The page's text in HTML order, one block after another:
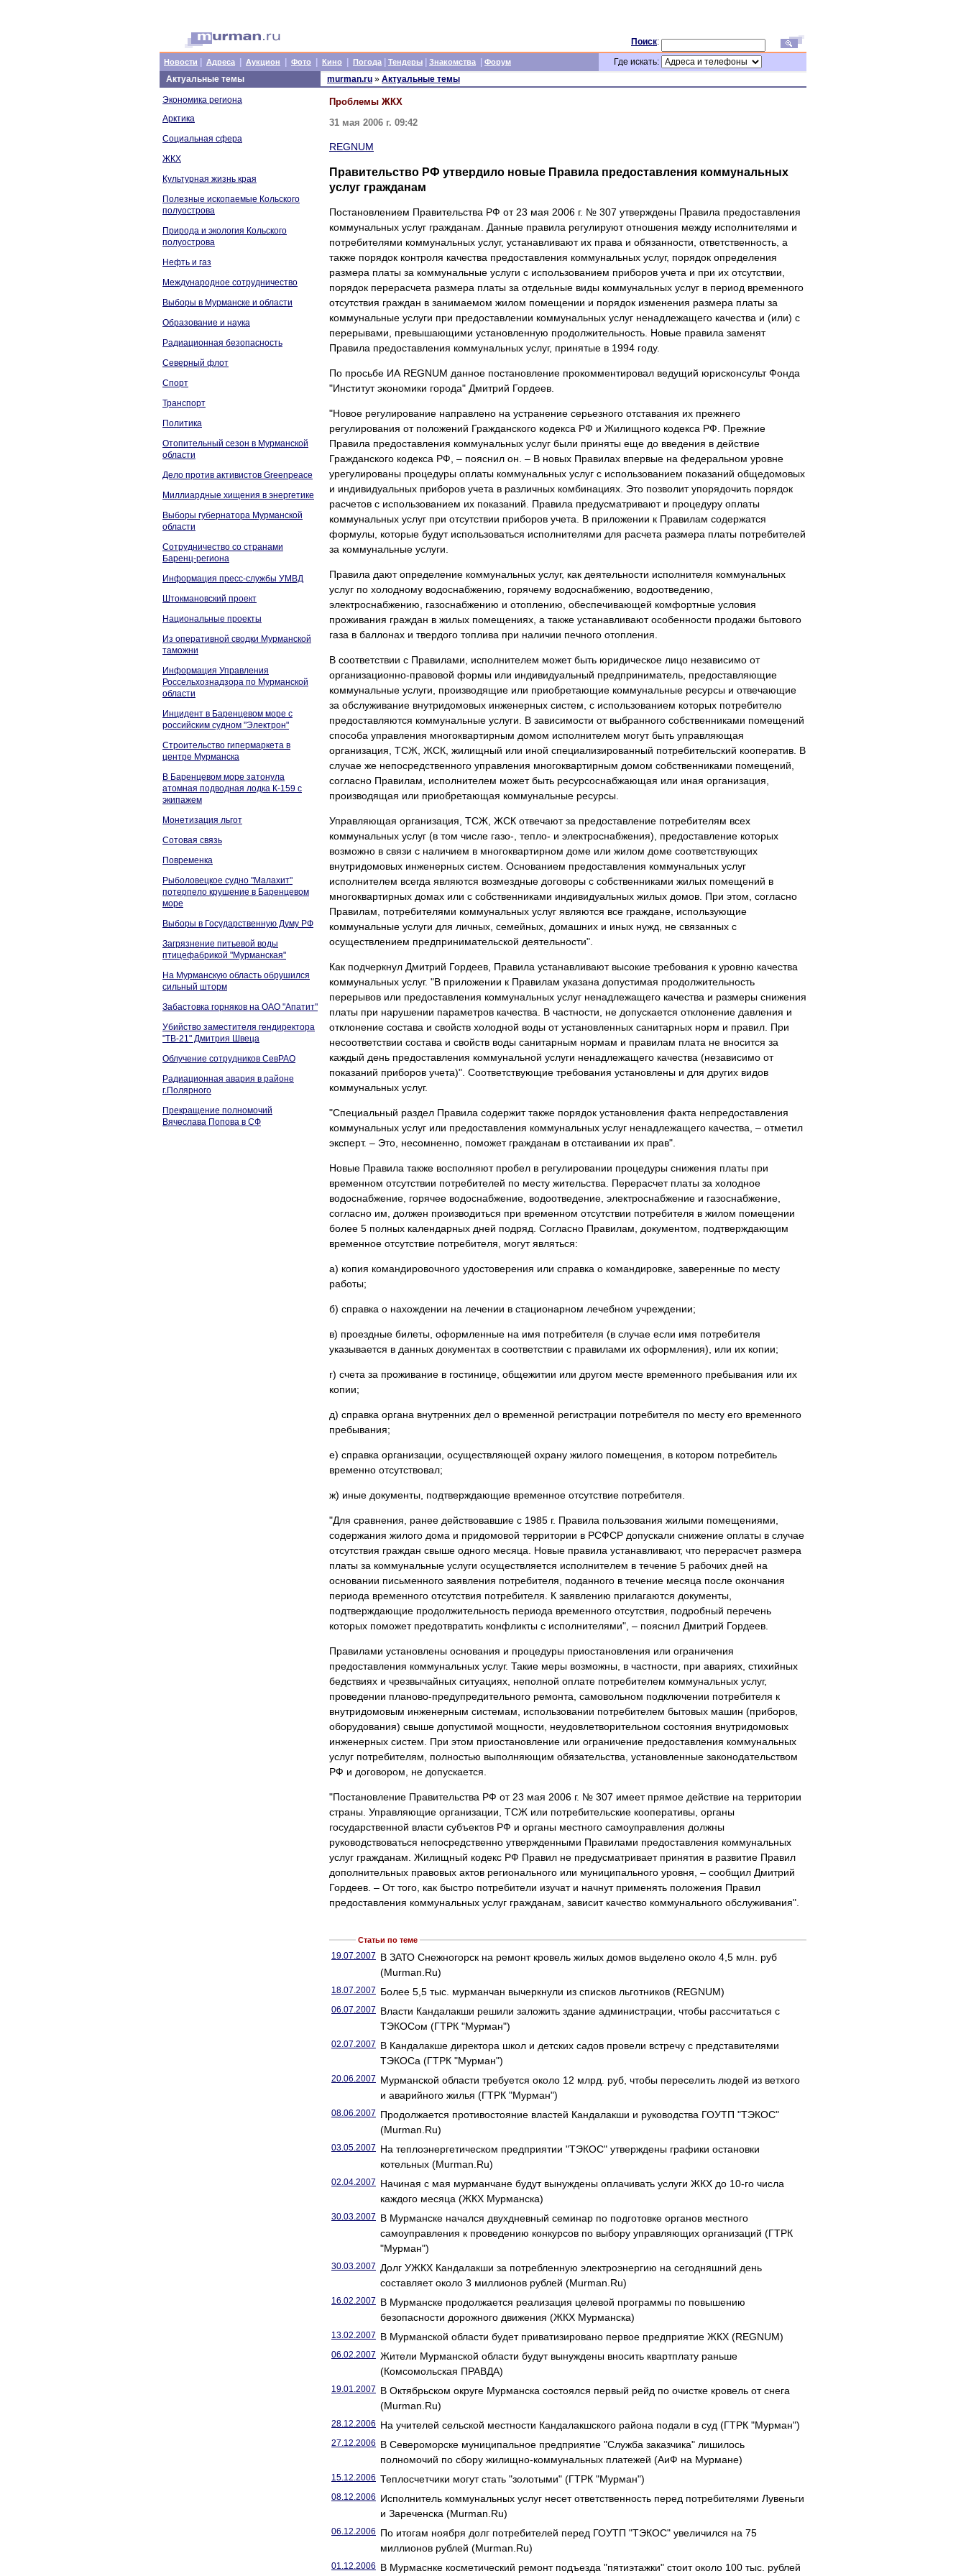
Поиск:
Новости Адреса Аукцион Фото Кино Погода Тендеры Знакомства Форум
Где искать:
Актуальные темы
Экономика региона
Арктика
Социальная сфера
ЖКХ
Культурная жизнь края
Полезные ископаемые Кольского
полуострова
Природа и экология Кольского
полуострова
Нефть и газ
Международное сотрудничество
Выборы в Мурманске и области
Образование и наука
Радиационная безопасность
Северный флот
Спорт
Транспорт
Политика
Отопительный сезон в Мурманской
области
Дело против активистов Greenpeace
Миллиардные хищения в энергетике
Выборы губернатора Мурманской
области
Сотрудничество со странами
Баренц-региона
Информация пресс-службы УМВД
Штокмановский проект
Национальные проекты
Из оперативной сводки Мурманской
таможни
Информация Управления
Россельхознадзора по Мурманской
области
Инцидент в Баренцевом море с
российским судном "Электрон"
Строительство гипермаркета в
центре Мурманска
В Баренцевом море затонула
атомная подводная лодка К-159 с
экипажем
Монетизация льгот
Сотовая связь
Повременка
Рыболовецкое судно "Малахит"
потерпело крушение в Баренцевом
море
Выборы в Государственную Думу РФ
Загрязнение питьевой воды
птицефабрикой "Мурманская"
На Мурманскую область обрушился
сильный шторм
Забастовка горняков на ОАО "Апатит"
Убийство заместителя гендиректора
"ТВ-21" Дмитрия Швеца
Облучение сотрудников СевРАО
Радиационная авария в районе
г.Полярного
Прекращение полномочий
Вячеслава Попова в СФ
murman.ru » Актуальные темы
Проблемы ЖКХ
31 мая 2006 г. 09:42
REGNUM
Правительство РФ утвердило новые Правила предоставления коммунальных
услуг гражданам
Постановлением Правительства РФ от 23 мая 2006 г. № 307 утверждены Правила предоставления
коммунальных услуг гражданам. Данные правила регулируют отношения между исполнителями и
потребителями коммунальных услуг, устанавливают их права и обязанности, ответственность, а
также порядок контроля качества предоставления коммунальных услуг, порядок определения
размера платы за коммунальные услуги с использованием приборов учета и при их отсутствии,
порядок перерасчета размера платы за отдельные виды коммунальных услуг в период временного
отсутствия граждан в занимаемом жилом помещении и порядок изменения размера платы за
коммунальные услуги при предоставлении коммунальных услуг ненадлежащего качества и (или) с
перерывами, превышающими установленную продолжительность. Новые правила заменят
Правила предоставления коммунальных услуг, принятые в 1994 году.
По просьбе ИА REGNUM данное постановление прокомментировал ведущий юрисконсульт Фонда
"Институт экономики города" Дмитрий Гордеев.
"Новое регулирование направлено на устранение серьезного отставания их прежнего
регулирования от положений Гражданского кодекса РФ и Жилищного кодекса РФ. Прежние
Правила предоставления коммунальных услуг были приняты еще до введения в действие
Гражданского кодекса РФ, – пояснил он. – В новых Правилах впервые на федеральном уровне
урегулированы процедуры оплаты коммунальных услуг с использованием показаний общедомовых
и индивидуальных приборов учета в различных комбинациях. Это позволит упорядочить порядок
расчетов с использованием их показаний. Правила предусматривают и процедуру оплаты
коммунальных услуг при отсутствии приборов учета. В приложении к Правилам содержатся
формулы, которые будут использоваться исполнителями для расчета размера платы потребителей
за коммунальные услуги.
Правила дают определение коммунальных услуг, как деятельности исполнителя коммунальных
услуг по холодному водоснабжению, горячему водоснабжению, водоотведению,
электроснабжению, газоснабжению и отоплению, обеспечивающей комфортные условия
проживания граждан в жилых помещениях, а также устанавливают особенности продажи бытового
газа в баллонах и твердого топлива при наличии печного отопления.
В соответствии с Правилами, исполнителем может быть юридическое лицо независимо от
организационно-правовой формы или индивидуальный предприниматель, предоставляющие
коммунальные услуги, производящие или приобретающие коммунальные ресурсы и отвечающие
за обслуживание внутридомовых инженерных систем, с использованием которых потребителю
предоставляются коммунальные услуги. В зависимости от выбранного собственниками помещений
способа управления многоквартирным домом исполнителем могут быть управляющая
организация, ТСЖ, ЖСК, жилищный или иной специализированный потребительский кооператив. В
случае же непосредственного управления многоквартирным домом собственниками помещений,
согласно Правилам, исполнителем может быть ресурсоснабжающая или иная организация,
производящая или приобретающая коммунальные ресурсы.
Управляющая организация, ТСЖ, ЖСК отвечают за предоставление потребителям всех
коммунальных услуг (в том числе газо-, тепло- и электроснабжения), предоставление которых
возможно в связи с наличием в многоквартирном доме или жилом доме соответствующих
внутридомовых инженерных систем. Основанием предоставления коммунальных услуг
исполнителем всегда являются возмездные договоры с собственниками жилых помещений в
многоквартирных домах или с собственниками индивидуальных жилых домов. При этом, согласно
Правилам, потребителями коммунальных услуг являются все граждане, использующие
коммунальные услуги для личных, семейных, домашних и иных нужд, не связанных с
осуществлением предпринимательской деятельности".
Как подчеркнул Дмитрий Гордеев, Правила устанавливают высокие требования к уровню качества
коммунальных услуг. "В приложении к Правилам указана допустимая продолжительность
перерывов или предоставления коммунальных услуг ненадлежащего качества и размеры снижения
платы при нарушении параметров качества. В частности, не допускается отклонение давления и
отклонение состава и свойств холодной воды от установленных санитарных норм и правил. При
несоответствии состава и свойств воды санитарным нормам и правилам плата не вносится за
каждый день предоставления коммунальной услуги ненадлежащего качества (независимо от
показаний приборов учета)". Соответствующие требования установлены и для других видов
коммунальных услуг.
"Специальный раздел Правила содержит также порядок установления факта непредоставления
коммунальных услуг или предоставления коммунальных услуг ненадлежащего качества, – отметил
эксперт. – Это, несомненно, поможет гражданам в отстаивании их прав".
Новые Правила также восполняют пробел в регулировании процедуры снижения платы при
временном отсутствии потребителей по месту жительства. Перерасчет платы за холодное
водоснабжение, горячее водоснабжение, водоотведение, электроснабжение и газоснабжение,
согласно им, должен производиться при временном отсутствии потребителя в жилом помещении
более 5 полных календарных дней подряд. Согласно Правилам, документом, подтверждающим
временное отсутствие потребителя, могут являться:
а) копия командировочного удостоверения или справка о командировке, заверенные по месту
работы;
б) справка о нахождении на лечении в стационарном лечебном учреждении;
в) проездные билеты, оформленные на имя потребителя (в случае если имя потребителя
указывается в данных документах в соответствии с правилами их оформления), или их копии;
г) счета за проживание в гостинице, общежитии или другом месте временного пребывания или их
копии;
д) справка органа внутренних дел о временной регистрации потребителя по месту его временного
пребывания;
е) справка организации, осуществляющей охрану жилого помещения, в котором потребитель
временно отсутствовал;
ж) иные документы, подтверждающие временное отсутствие потребителя.
"Для сравнения, ранее действовавшие с 1985 г. Правила пользования жилыми помещениями,
содержания жилого дома и придомовой территории в РСФСР допускали снижение оплаты в случае
отсутствия граждан свыше одного месяца. Новые правила устанавливают, что перерасчет размера
платы за коммунальные услуги осуществляется исполнителем в течение 5 рабочих дней на
основании письменного заявления потребителя, поданного в течение месяца после окончания
периода временного отсутствия потребителя. К заявлению прилагаются документы,
подтверждающие продолжительность периода временного отсутствия, подробный перечень
которых поможет предотвратить конфликты с исполнителями", – пояснил Дмитрий Гордеев.
Правилами установлены основания и процедуры приостановления или ограничения
предоставления коммунальных услуг. Такие меры возможны, в частности, при авариях, стихийных
бедствиях и чрезвычайных ситуациях, неполной оплате потребителем коммунальных услуг,
проведении планово-предупредительного ремонта, самовольном подключении потребителя к
внутридомовым инженерным системам, использовании потребителем бытовых машин (приборов,
оборудования) свыше допустимой мощности, неудовлетворительном состояния внутридомовых
инженерных систем. При этом приостановление или ограничение предоставления коммунальных
услуг потребителям, полностью выполняющим обязательства, установленные законодательством
РФ и договором, не допускается.
"Постановление Правительства РФ от 23 мая 2006 г. № 307 имеет прямое действие на территории
страны. Управляющие организации, ТСЖ или потребительские кооперативы, органы
государственной власти субъектов РФ и органы местного самоуправления должны
руководствоваться непосредственно утвержденными Правилами предоставления коммунальных
услуг гражданам. Жилищный кодекс РФ Правил не предусматривает принятия в развитие Правил
дополнительных правовых актов регионального или муниципального уровня, – сообщил Дмитрий
Гордеев. – От того, как быстро потребители изучат и начнут применять положения Правил
предоставления коммунальных услуг гражданам, зависит качество коммунального обслуживания".
Статьи по теме
19.07.2007 В ЗАТО Снежногорск на ремонт кровель жилых домов выделено около 4,5 млн. руб
(Murman.Ru)
18.07.2007 Более 5,5 тыс. мурманчан вычеркнули из списков льготников (REGNUM)
06.07.2007 Власти Кандалакши решили заложить здание администрации, чтобы рассчитаться с
ТЭКОСом (ГТРК "Мурман")
02.07.2007 В Кандалакше директора школ и детских садов провели встречу с представителями
ТЭКОСа (ГТРК "Мурман")
20.06.2007 Мурманской области требуется около 12 млрд. руб, чтобы переселить людей из ветхого
и аварийного жилья (ГТРК "Мурман")
08.06.2007 Продолжается противостояние властей Кандалакши и руководства ГОУТП "ТЭКОС"
(Murman.Ru)
03.05.2007 На теплоэнергетическом предприятии "ТЭКОС" утверждены графики остановки
котельных (Murman.Ru)
02.04.2007 Начиная с мая мурманчане будут вынуждены оплачивать услуги ЖКХ до 10-го числа
каждого месяца (ЖКХ Мурманска)
30.03.2007 В Мурманске начался двухдневный семинар по подготовке органов местного
самоуправления к проведению конкурсов по выбору управляющих организаций (ГТРК
"Мурман")
30.03.2007 Долг УЖКХ Кандалакши за потребленную электроэнергию на сегодняшний день
составляет около 3 миллионов рублей (Murman.Ru)
16.02.2007 В Мурманске продолжается реализация целевой программы по повышению
безопасности дорожного движения (ЖКХ Мурманска)
13.02.2007 В Мурманской области будет приватизировано первое предприятие ЖКХ (REGNUM)
06.02.2007 Жители Мурманской области будут вынуждены вносить квартплату раньше
(Комсомольская ПРАВДА)
19.01.2007 В Октябрьском округе Мурманска состоялся первый рейд по очистке кровель от снега
(Murman.Ru)
28.12.2006 На учителей сельской местности Кандалакшского района подали в суд (ГТРК "Мурман")
27.12.2006 В Североморске муниципальное предприятие "Служба заказчика" лишилось
полномочий по сбору жилищно-коммунальных платежей (АиФ на Мурмане)
15.12.2006 Теплосчетчики могут стать "золотыми" (ГТРК "Мурман")
08.12.2006 Исполнитель коммунальных услуг несет ответственность перед потребителями Лувеньги
и Зареченска (Murman.Ru)
06.12.2006 По итогам ноября долг потребителей перед ГОУТП "ТЭКОС" увеличился на 75
миллионов рублей (Murman.Ru)
01.12.2006 В Мурмаснке косметический ремонт подъезда "пятиэтажки" стоит около 100 тыс. рублей